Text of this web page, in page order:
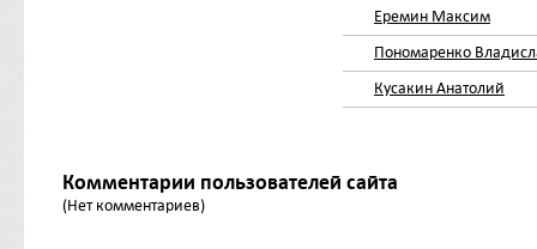
Еремин Максим
Пономаренко
Кусакин Анатолий
Комментарии пользователей сайта
(Нет комментариев)